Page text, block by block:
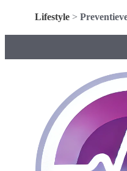
Lifestyle>